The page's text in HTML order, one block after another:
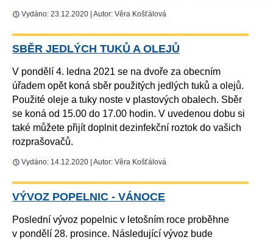
Vydáno: 23.12.2020 | Autor: Věra Košťálová
SBĚR JEDLÝCH TUKŮ A OLEJŮ
V pondělí 4. ledna 2021 se na dvoře za obecním
úřadem opět koná sběr použitých jedlých tuků a olejů.
Použité oleje a tuky noste v plastových obalech. Sběr
se koná od 15.00 do 17.00 hodin. V uvedenou dobu si
také můžete přijít doplnit dezinfekční roztok do vašich
rozprašovačů.
Vydáno: 14.12.2020 | Autor: Věra Košťálová
VÝVOZ POPELNIC - VÁNOCE
Poslední vývoz popelnic v letošním roce proběhne
v pondělí 28. prosince. Následující vývoz bude